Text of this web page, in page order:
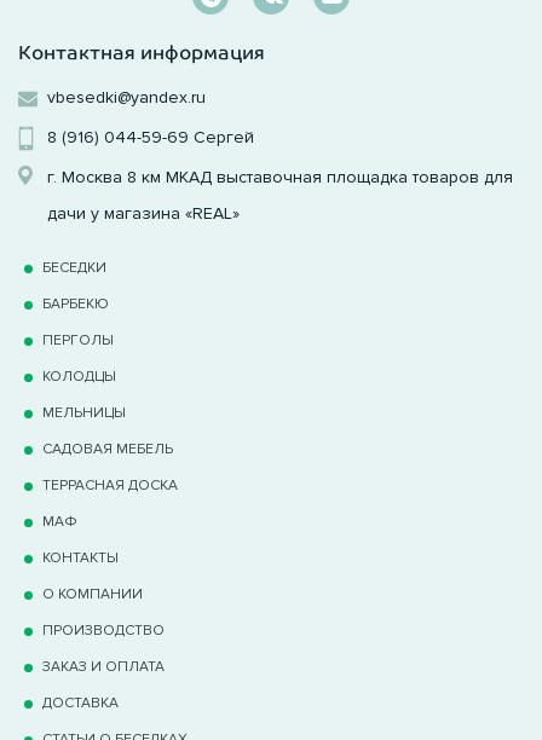
Контактная информация
vbesedki@yandex.ru
8 (916) 044-59-69 Сергей
г. Москва 8 км МКАД выставочная площадка товаров для
дачи у магазина «REAL»
БЕСЕДКИ
БАРБЕКЮ
ПЕРГОЛЫ
КОЛОДЦЫ
МЕЛЬНИЦЫ
САДОВАЯ МЕБЕЛЬ
ТЕРРАCНАЯ ДОСКА
МАФ
КОНТАКТЫ
О КОМПАНИИ
ПРОИЗВОДСТВО
ЗАКАЗ И ОПЛАТА
ДОСТАВКА